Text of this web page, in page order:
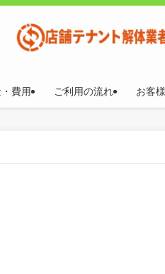
費用 ご利用の流れ お客